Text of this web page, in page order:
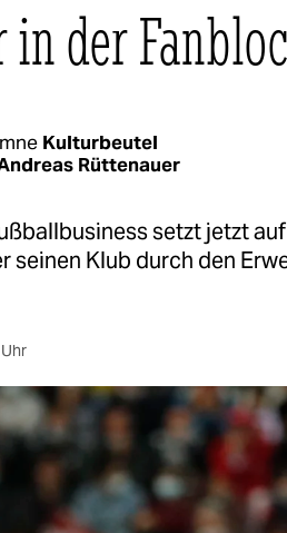
in der
Kulturbeutel
Rüttenauer
setzt jetzt
seinen Klub durch den